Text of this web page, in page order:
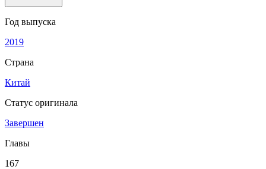
Год выпуска
2019
Страна
Китай
Статус оригинала
Завершен
Главы
167